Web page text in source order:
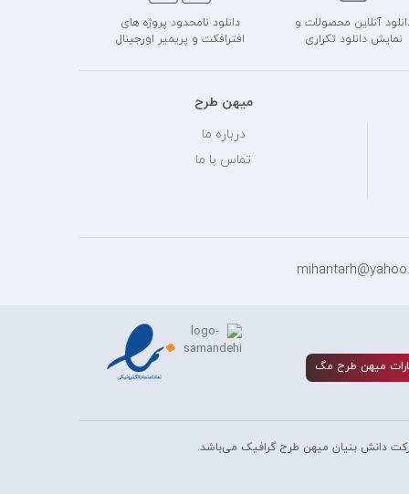
آنلاین محصولات و
نمایش دانلود تکراری
دانلود نامحدود پروژه های
افترافکت و پریمیر اورجینال
میهن طرح
درباره ما
تماس با ما
ميهن طرح مگ
دانش بنیان میهن طرح گرافیک می‌باشد.